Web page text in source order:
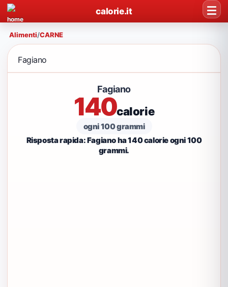
calorie.it
Alimenti/CARNE
Fagiano
Fagiano
140calorie
ogni 100 grammi
Risposta rapida: Fagiano ha 140 calorie ogni 100
grammi.